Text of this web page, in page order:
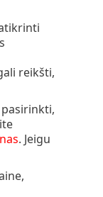
reikšti,
. Jeigu